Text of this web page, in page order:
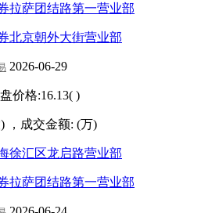
拉萨团结路第一营业部
北京朝外大街营业部
2026-06-29
价格:16.13( )
，成交金额: (万)
徐汇区龙启路营业部
拉萨团结路第一营业部